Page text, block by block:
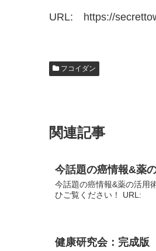
URL: https://
フコイダン
関連記事
今話題の癌情報&薬
今話題の癌情報&薬の活用
ひご覧ください！ URL:
健康研究会：完成版